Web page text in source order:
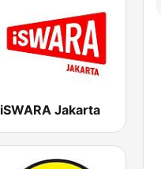
iSWARA Jakarta